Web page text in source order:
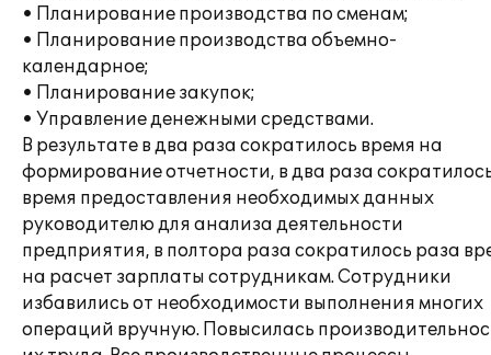
• Планирование производства по сменам;
• Планирование производства объемно-
календарное;
• Планирование закупок;
• Управление денежными средствами.
В результате в два раза сократилось время на
формирование отчетности, в два раза
время предоставления необходимых данных
руководителю для анализа деятельности
предприятия, в полтора раза сократилось раза
на расчет зарплаты сотрудникам. Сотрудники
избавились от необходимости выполнения многих
операций вручную. Повысилась